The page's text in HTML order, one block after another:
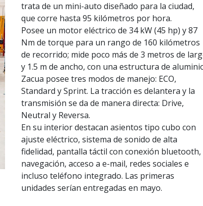
trata de un mini-auto diseñado para la ciudad,
que corre hasta 95 kilómetros por hora.
Posee un motor eléctrico de 34 kW (45 hp) y 87
Nm de torque para un rango de 160 kilómetros
de recorrido; mide poco más de 3 metros de
y 1.5 m de ancho, con una estructura de
Zacua posee tres modos de manejo: ECO,
Standard y Sprint. La tracción es delantera y la
transmisión se da de manera directa: Drive,
Neutral y Reversa.
En su interior destacan asientos tipo cubo con
ajuste eléctrico, sistema de sonido de alta
fidelidad, pantalla táctil con conexión bluetooth,
navegación, acceso a e-mail, redes sociales e
incluso teléfono integrado. Las primeras
unidades serían entregadas en mayo.